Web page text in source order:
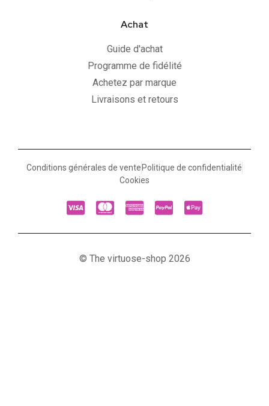
Achat
Guide d'achat
Programme de fidélité
Achetez par marque
Livraisons et retours
Conditions générales de vente Politique de confidentialité
Cookies
© The virtuose-shop 2026